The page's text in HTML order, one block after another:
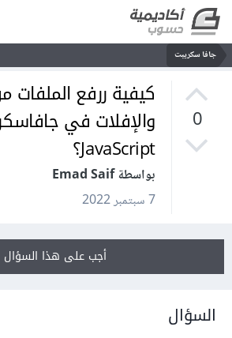
جافا سكريبت
0
كيفية ررفع
والإفلات في
JavaScript؟
بواسطة Emad Saif
7 سبتمبر 2022
أجب على هذا السؤال
السؤال